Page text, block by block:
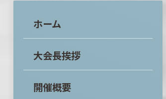
ホーム
大会長挨拶
開催概要